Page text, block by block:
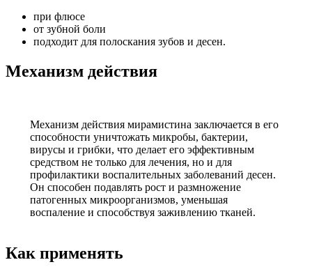
при флюсе
от зубной боли
подходит для полоскания зубов и десен.
Механизм действия
Механизм действия мирамистина заключается в его
способности уничтожать микробы, бактерии,
вирусы и грибки, что делает его эффективным
средством не только для лечения, но и для
профилактики воспалительных заболеваний десен.
Он способен подавлять рост и размножение
патогенных микроорганизмов, уменьшая
воспаление и способствуя заживлению тканей.
Как применять